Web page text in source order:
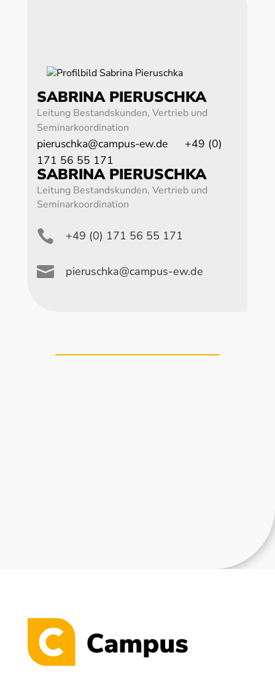
SABRINA PIERUSCHKA
Leitung Bestandskunden, Vertrieb und
Seminarkoordination
pieruschka@campus-ew.de
+49 (0)
171 56 55 171
SABRINA PIERUSCHKA
Leitung Bestandskunden, Vertrieb und
Seminarkoordination
 +49 (0) 171 56 55 171
 pieruschka@campus-ew.de